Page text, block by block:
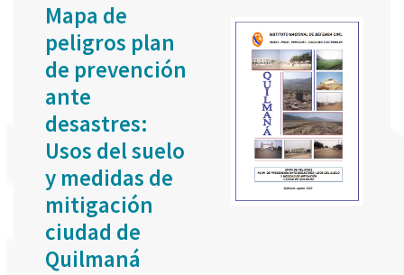
Mapa de
peligros plan
de prevención
ante
desastres:
Usos del suelo
y medidas de
mitigación
ciudad de
Quilmaná